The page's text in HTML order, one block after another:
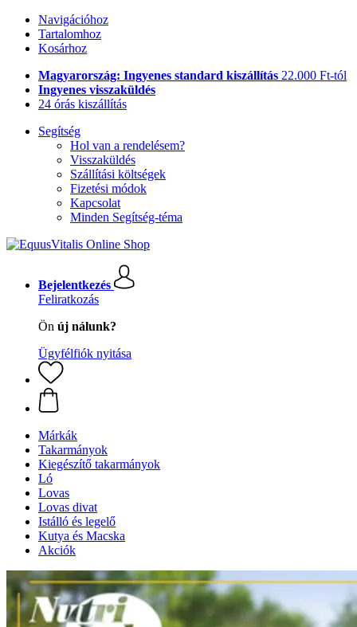
Navigációhoz
Tartalomhoz
Kosárhoz
Magyarország: Ingyenes standard kiszállítás 22.000 Ft-tól
Ingyenes visszaküldés
24 órás kiszállítás
Segítség
Hol van a rendelésem?
Visszaküldés
Szállítási költségek
Fizetési módok
Kapcsolat
Minden Segítség-téma
Bejelentkezés
Feliratkozás
Ön új nálunk?
Ügyfélfiók nyitása
Márkák
Takarmányok
Kiegészítő takarmányok
Ló
Lovas
Lovas divat
Istálló és legelő
Kutya és Macska
Akciók